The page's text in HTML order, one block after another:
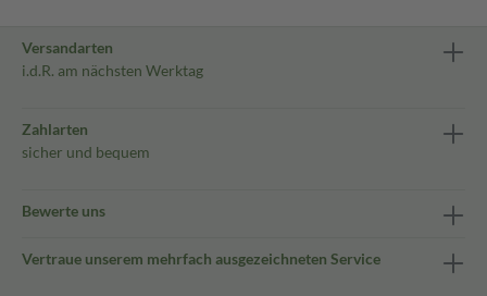
Versandarten
i.d.R. am nächsten Werktag
Zahlarten
sicher und bequem
Bewerte uns
Vertraue unserem mehrfach ausgezeichneten Service